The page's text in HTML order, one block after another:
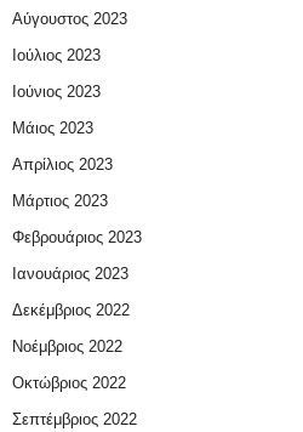
Αύγουστος 2023
Ιούλιος 2023
Ιούνιος 2023
Μάιος 2023
Απρίλιος 2023
Μάρτιος 2023
Φεβρουάριος 2023
Ιανουάριος 2023
Δεκέμβριος 2022
Νοέμβριος 2022
Οκτώβριος 2022
Σεπτέμβριος 2022